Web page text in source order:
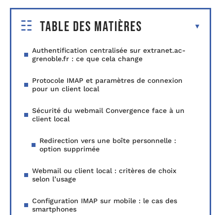
Table des matières
Authentification centralisée sur extranet.ac-
grenoble.fr : ce que cela change
Protocole IMAP et paramètres de connexion
pour un client local
Sécurité du webmail Convergence face à un
client local
Redirection vers une boîte personnelle :
option supprimée
Webmail ou client local : critères de choix
selon l’usage
Configuration IMAP sur mobile : le cas des
smartphones